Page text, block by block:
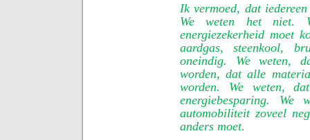
Ik vermoed, dat
We weten het niet.
energiezekerheid moet
aardgas, steenkool,
oneindig. We weten,
worden, dat alle
worden. We weten,
energiebesparing.
automobiliteit zoveel
anders moet.